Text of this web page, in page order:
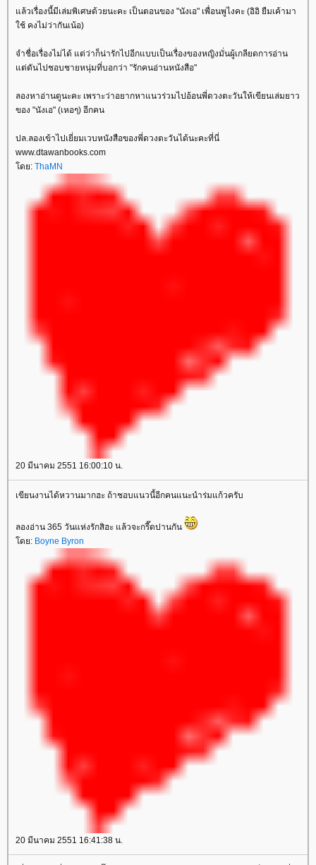
ล้วเรื่องนี้มีเล่มพิเศษด้วยนะคะ เป็นตอนของ "นังเอ" เพื่อนพูไงคะ (อิอิ ยืมเค้ามา
ช้ คงไม่ว่ากันเน้อ)
จำชื่อเรื่องไม่ได้ แต่ว่าก็น่ารักไปอีกแบบเป็นเรื่องของหญิงมั่นผู้เกลียดการอ่าน
ต่ดันไปชอบชายหนุ่มที่บอกว่า "รักคนอ่านหนังสือ"
ลองหาอ่านดูนะคะ เพราะว่าอยากหาแนวร่วมไปอ้อนพี่ดวงตะวันให้เขียนเล่มยาว
ของ "นังเอ" (เหอๆ) อีกคน
ปล.ลองเข้าไปเยี่ยมเวบหนังสือของพี่ดวงตะวันได้นะคะที่นี่
www.dtawanbooks.com
ดย: ThaMN
20 มีนาคม 2551 16:00:10 น.
เขียนงานได้หวานมากฮะ ถ้าชอบแนวนี้อีกคนแนะนำร่มแก้วครับ
ลองอ่าน 365 วันแห่งรักสิฮะ แล้วจะกรี๊ดปานกัน
ดย: Boyne Byron
20 มีนาคม 2551 16:41:38 น.